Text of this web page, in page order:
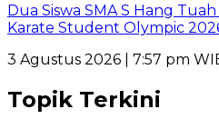
Dua Siswa SMA S Hang
Karate Student Olympic
3 Agustus 2026 | 7:57 pm
Topik Terkini